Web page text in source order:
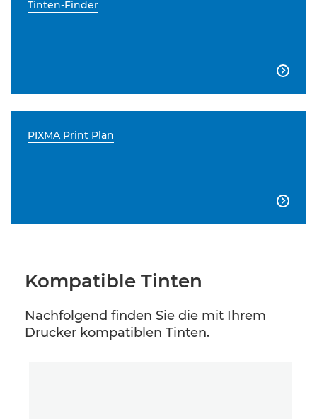
Tinten-Finder

PIXMA Print Plan

Kompatible Tinten
Nachfolgend finden Sie die mit Ihrem
Drucker kompatiblen Tinten.